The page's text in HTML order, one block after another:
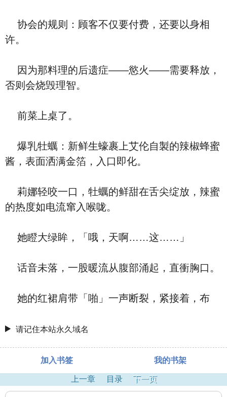
协会的规则：顾客不仅要付费，还要以身相
许。
因为那料理的后遗症——慾火——需要释放，
否则会烧毁理智。
前菜上桌了。
爆乳牡蠣：新鲜生蠔裹上艾伦自製的辣椒蜂蜜
酱，表面洒满金箔，入口即化。
莉娜轻咬一口，牡蠣的鲜甜在舌尖绽放，辣蜜
的热度如电流窜入喉咙。
她瞪大绿眸，「哦，天啊……这……」
话音未落，一股暖流从腹部涌起，直衝胸口。
她的红裙肩带「啪」一声断裂，紧接着，布
请记住本站永久域名
加入书签 我的书架
上一章 目录 下一页